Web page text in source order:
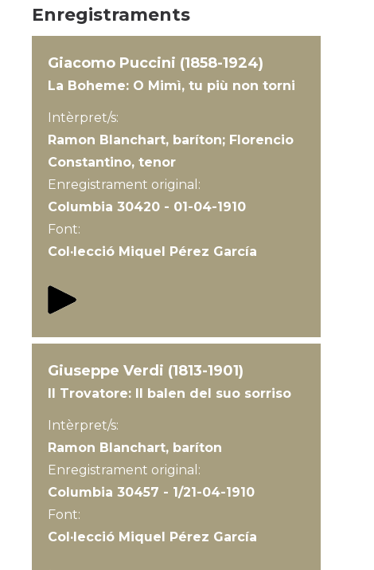
Enregistraments
Giacomo Puccini (1858-1924)
La Boheme: O Mimì, tu più non torni
Intèrpret/s:
Ramon Blanchart, baríton; Florencio
Constantino, tenor
Enregistrament original:
Columbia 30420 - 01-04-1910
Font:
Col·lecció Miquel Pérez García
Giuseppe Verdi (1813-1901)
Il Trovatore: Il balen del suo sorriso
Intèrpret/s:
Ramon Blanchart, baríton
Enregistrament original:
Columbia 30457 - 1/21-04-1910
Font:
Col·lecció Miquel Pérez García